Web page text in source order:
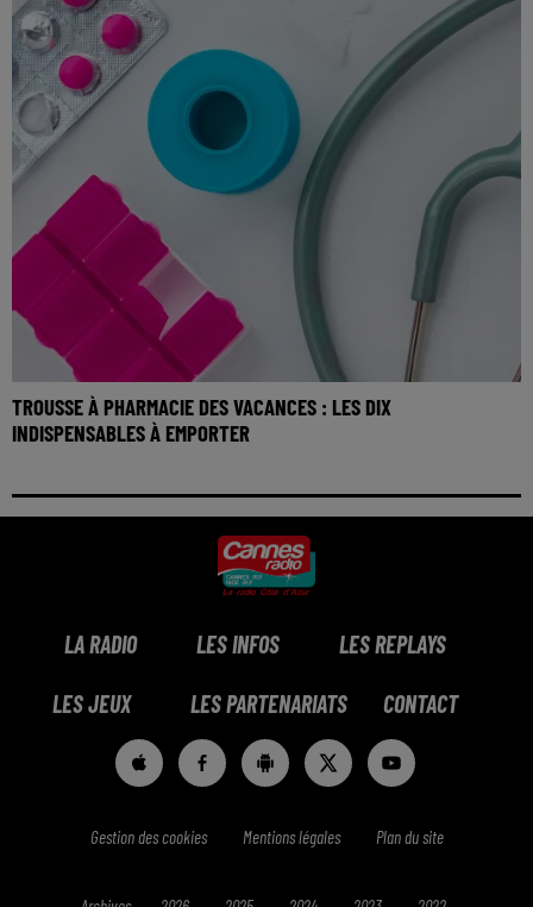
TROUSSE À PHARMACIE DES VACANCES : LES DIX
INDISPENSABLES À EMPORTER
LA RADIO LES INFOS LES REPLAYS
LES JEUX LES PARTENARIATS CONTACT
Gestion des cookies Mentions légales Plan du site